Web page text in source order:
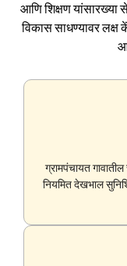
आणि शिक्षण यांसारख्या
विकास साधण्यावर लक्ष
ग्रामपंचायत
नियमित देखभाल